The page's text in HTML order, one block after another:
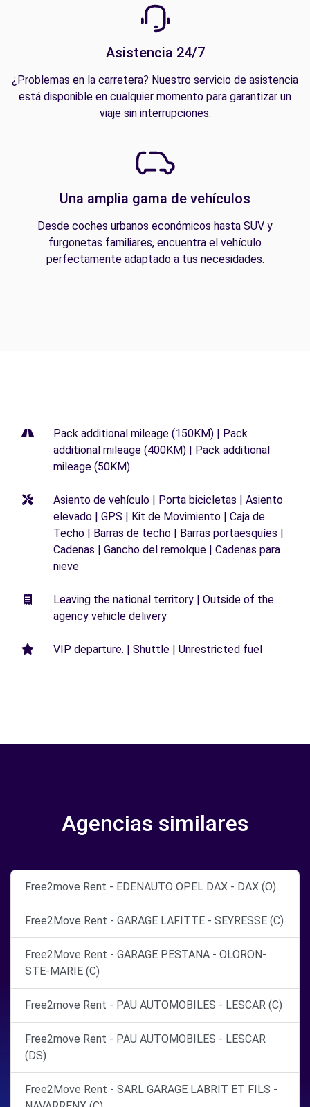
Asistencia 24/7
¿Problemas en la carretera? Nuestro servicio de asistencia
está disponible en cualquier momento para garantizar un
viaje sin interrupciones.
Una amplia gama de vehículos
Desde coches urbanos económicos hasta SUV y
furgonetas familiares, encuentra el vehículo
perfectamente adaptado a tus necesidades.
Pack additional mileage (150KM) | Pack
additional mileage (400KM) | Pack additional
mileage (50KM)
Asiento de vehículo | Porta bicicletas | Asiento
elevado | GPS | Kit de Movimiento | Caja de
Techo | Barras de techo | Barras portaesquíes |
Cadenas | Gancho del remolque | Cadenas para
nieve
Leaving the national territory | Outside of the
agency vehicle delivery
VIP departure. | Shuttle | Unrestricted fuel
Agencias similares
Free2move Rent - EDENAUTO OPEL DAX - DAX (O)
Free2Move Rent - GARAGE LAFITTE - SEYRESSE (C)
Free2Move Rent - GARAGE PESTANA - OLORON-
STE-MARIE (C)
Free2move Rent - PAU AUTOMOBILES - LESCAR (C)
Free2move Rent - PAU AUTOMOBILES - LESCAR
(DS)
Free2Move Rent - SARL GARAGE LABRIT ET FILS -